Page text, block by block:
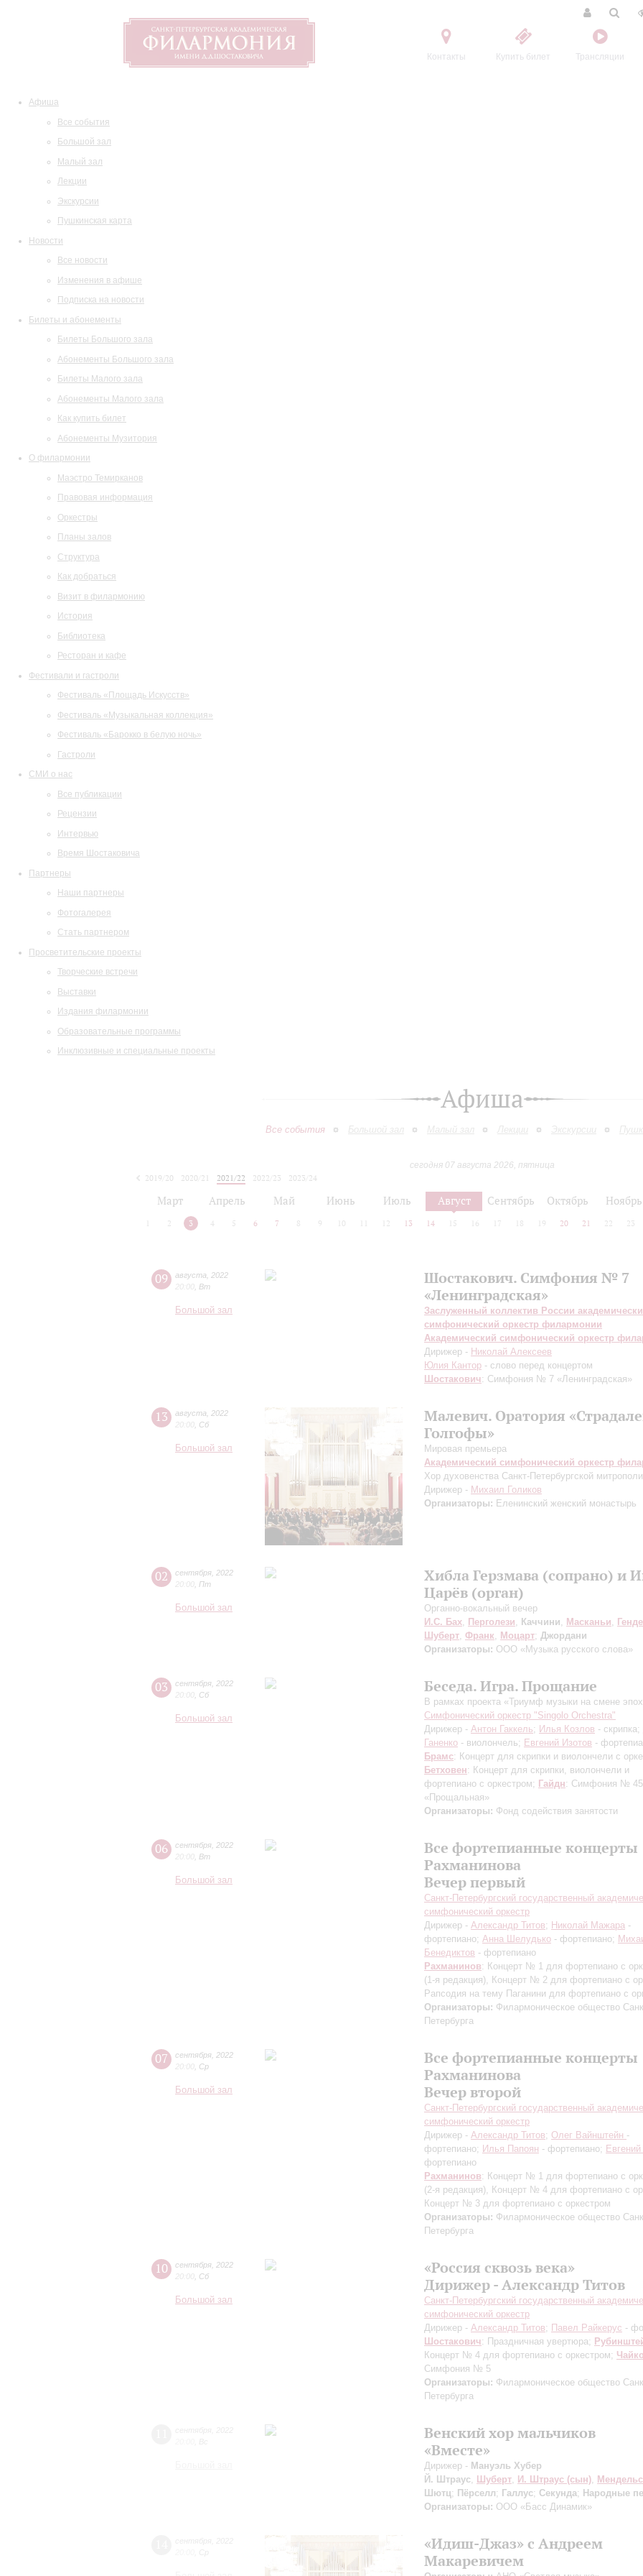
Контакты Купить билет Трансляции
Афиша
Все события
Большой зал
Малый зал
Лекции
Экскурсии
Пушкинская карта
Новости
Все новости
Изменения в афише
Подписка на новости
Билеты и абонементы
Билеты Большого зала
Абонементы Большого зала
Билеты Малого зала
Абонементы Малого зала
Как купить билет
Абонементы Музитория
О филармонии
Маэстро Темирканов
Правовая информация
Оркестры
Планы залов
Структура
Как добраться
Визит в филармонию
История
Библиотека
Ресторан и кафе
Фестивали и гастроли
Фестиваль «Площадь Искусств»
Фестиваль «Музыкальная коллекция»
Фестиваль «Барокко в белую ночь»
Гастроли
СМИ о нас
Все публикации
Рецензии
Интервью
Время Шостаковича
Партнеры
Наши партнеры
Фотогалерея
Стать партнером
Просветительские проекты
Творческие встречи
Выставки
Издания филармонии
Образовательные программы
Инклюзивные и специальные проекты
Афиша
Все события Большой зал Малый зал Лекции Экскурсии
сегодня 07 августа 2026, пятница
2019/20
2020/21 2021/22 2022/23
2023/24
Март Апрель Май Июнь Июль Август Сентябрь Октябрь Ноябрь
2 3 4 5 6 7 8 9 10 12 13 14 15 16 17 18 19 20 21 22 23
09 августа
2022
20:00 Вт
Большой зал
Шостакович. Симфония № 7
«Ленинградская»
Заслуженный коллектив России
симфонический оркестр филармонии
Академический симфонический оркестр
Дирижер - Николай Алексеев
Юлия Кантор - слово перед концертом
Шостакович: Симфония № 7 «Ленинградская»
13 августа
2022
20:00 Сб
Большой зал
Малевич. Оратория
Голгофы»
Мировая премьера
Академический симфонический оркестр
Хор духовенства Санкт-Петербургской
Дирижер - Михаил Голиков
Организаторы: Еленинский женский монастырь
02 сентября 2022
20:00 Пт
Большой зал
Хибла Герзмава (сопрано) и
Царёв (орган)
Органно-вокальный вечер
И.С. Бах, Перголези, Каччини, Масканьи,
Шуберт, Франк, Моцарт; Джордани
Организаторы: ООО «Музыка русского слова»
03 сентября 2022
20:00 Сб
Большой зал
Беседа. Игра. Прощание
В рамках проекта «Триумф музыки на смене
Симфонический оркестр "Singolo Orchestra"
Дирижер - Антон Гаккель; Илья Козлов - скрипка;
Ганенко - виолончель; Евгений Изотов -
Брамс: Концерт для скрипки и виолончели с
Бетховен: Концерт для скрипки, виолончели и
фортепиано c оркестром; Гайдн: Симфония № 45
«Прощальная»
Организаторы: Фонд содействия занятости
06 сентября 2022
20:00 Вт
Большой зал
Все фортепианные концерты
Рахманинова
Вечер первый
Санкт-Петербургский государственный
симфонический оркестр
Дирижер - Александр Титов; Николай Мажара -
фортепиано; Анна Шелудько - фортепиано;
Бенедиктов - фортепиано
Рахманинов: Концерт № 1 для фортепиано с
(1-я редакция), Концерт № 2 для фортепиано с
Рапсодия на тему Паганини для фортепиано с
Организаторы: Филармоническое общество
Петербурга
07 сентября 2022
20:00 Ср
Большой зал
Все фортепианные концерты
Рахманинова
Вечер второй
Санкт-Петербургский государственный
симфонический оркестр
Дирижер - Александр Титов; Олег Вайнштейн -
фортепиано; Илья Папоян - фортепиано;
фортепиано
Рахманинов: Концерт № 1 для фортепиано с
(2-я редакция), Концерт № 4 для фортепиано с
Концерт № 3 для фортепиано с оркестром
Организаторы: Филармоническое общество
Петербурга
10 сентября 2022
20:00 Сб
Большой зал
«Россия сквозь века»
Дирижер - Александр Титов
Санкт-Петербургский государственный
симфонический оркестр
Дирижер - Александр Титов; Павел Райкерус -
Шостакович: Праздничная увертюра;
Концерт № 4 для фортепиано с оркестром;
Симфония № 5
Организаторы: Филармоническое общество
Петербурга
Венский хор мальчиков
«Вместе»
Дирижер - Мануэль Хубер
Й. Штраус, Шуберт, И. Штраус (сын),
Шютц; Пёрселл; Галлус; Секунда; Народные
Организаторы: ООО «Басс Динамик»
«Идиш-Джаз» с Андреем
Макаревичем